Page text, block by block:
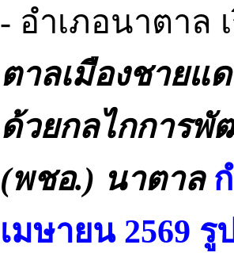
- อำเภอนาตาล
ตาลเมืองชายแ
ด้วยกลไกการ
(พชอ.) นาตาล
เมษายน2569 รู